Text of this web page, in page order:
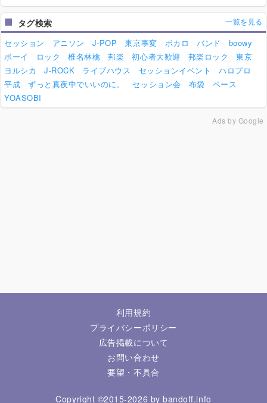
タグ検索 一覧を見る
セッション アニソン J-POP 東京事変 ボカロ バンド
boowy
ボーイ
ロック 椎名林檎 邦楽 初心者大歓迎 邦楽ロック
東京
ヨルシカ
J-ROCK ライブハウス セッションイベント
ハロプロ
平成
ずっと真夜中でいいのに。 セッション会 布袋
ベース
YOASOBI
Ads by Google
利用規約
プライバシーポリシー
広告掲載について
お問い合わせ
要望・不具合
Copyright ©2015-2026 by bandoff.info